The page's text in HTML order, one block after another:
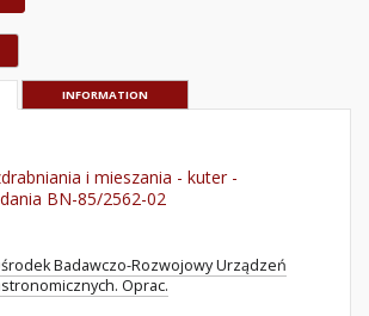
INFORMATION
i mieszania - kuter -
BN-85/2562-02
Badawczo-Rozwojowy Urządzeń
Oprac.